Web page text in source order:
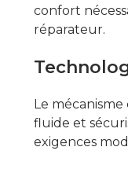
confort
réparateur.
Le mécanisme
fluide et
exigences